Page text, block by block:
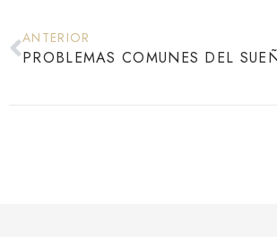
ANTERIOR